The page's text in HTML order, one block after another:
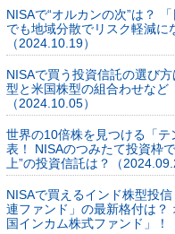
NISAで“オルカンの次”は？
でも地域分散でリスク軽減
（2024.10.19）
NISAで買う投資信託の選び
型と米国株型の組合わせなど
（2024.10.05）
世界の10倍株を見つける「
表！ NISAのつみたて投資枠
上”の投資信託は？（
NISAで買えるインド株型投
連ファンド」の最新格付は？
国インカム株式ファンド」！